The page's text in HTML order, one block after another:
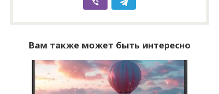
Вам также может быть интересно